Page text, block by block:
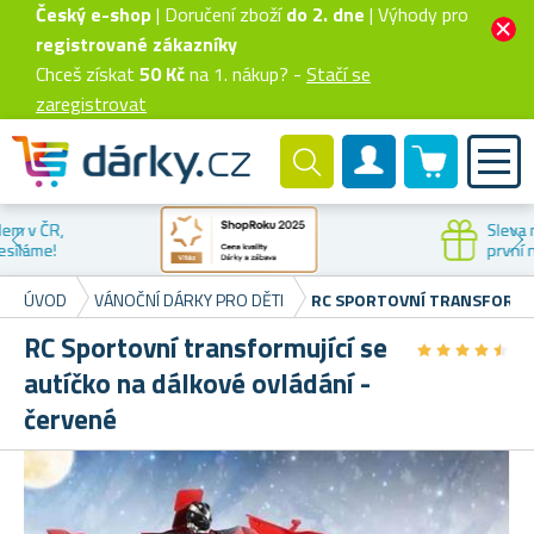
Český e-shop| Doručení zbožído 2. dne | Výhody pro
registrované zákazníky
Chceš získat 50 Kčna 1. nákup? - Stačí se
zaregistrovat
Zákaznický účet
0 produktů
Sleva na
první nákup
ÚVOD VÁNOČNÍ DÁRKY PRO DĚTI RC SPORTOVNÍ
RC Sportovní transformující se
autíčko na dálkové ovládání -
červené
★★★★★
★★★★★